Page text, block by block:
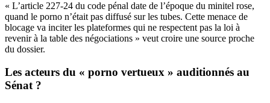
« L’article 227-24 du code pénal date de l’époque du minitel rose,
quand le porno n’était pas diffusé sur les tubes. Cette menace de
blocage va inciter les plateformes qui ne respectent pas la loi à
revenir à la table des négociations » veut croire une source proche
du dossier.
Les acteurs du « porno vertueux » auditionnés au
Sénat ?